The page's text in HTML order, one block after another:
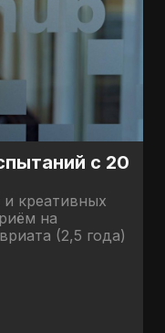
с 20
креативных
на
(2,5 года)